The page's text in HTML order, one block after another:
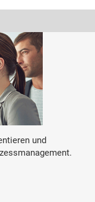
und